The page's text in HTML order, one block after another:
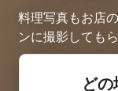
料理写真もお店
ンに撮影しても
ど